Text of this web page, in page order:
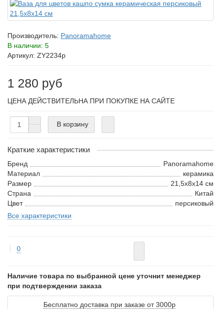
Производитель: Panoramahome
В наличии: 5
Артикул: ZY2234p
1 280 руб
ЦЕНА ДЕЙСТВИТЕЛЬНА ПРИ ПОКУПКЕ НА САЙТЕ
В корзину
Краткие характеристики
Бренд
Panoramahome
Материал
керамика
Размер
21,5х8х14 см
Страна
Китай
Цвет
персиковый
Все характеристики
0
Наличие товара по выбранной цене уточнит менеджер
при подтверждении заказа
Бесплатно доставка при заказе от 3000р